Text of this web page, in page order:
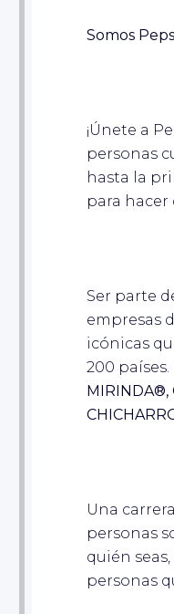
Somos
¡Únete a
personas
hasta la
para
Ser parte
empresas
icónicas
200
MIRINDA®,
Una
personas
quién
personas